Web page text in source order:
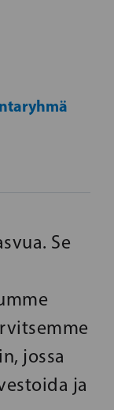
Se
jossa
ja